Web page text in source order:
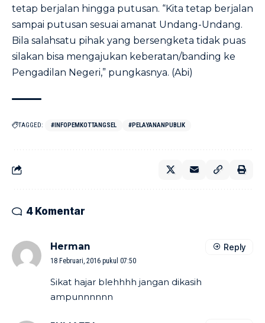
tetap berjalan hingga putusan. “Kita tetap berjalan
sampai putusan sesuai amanat Undang-Undang.
Bila salahsatu pihak yang bersengketa tidak puas
silakan bisa mengajukan keberatan/banding ke
Pengadilan Negeri,” pungkasnya. (Abi)
TAGGED: #INFOPEMKOTTANGSEL #PELAYANANPUBLIK
4 Komentar
Herman
18 Februari, 2016 pukul 07:50
Sikat hajar blehhhh jangan dikasih
ampunnnnnn
Reply